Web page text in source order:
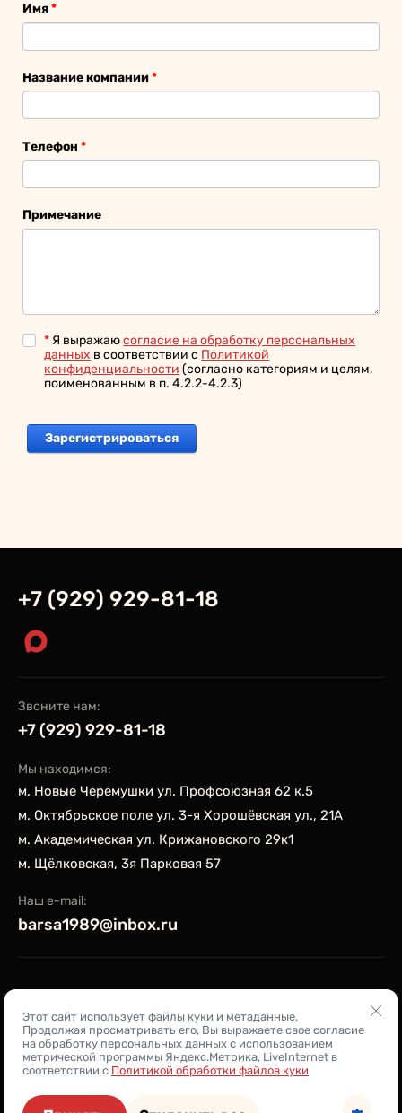
Имя*
Название компании*
Телефон*
Примечание
* Я выражаюсогласие на обработку персональных
данных в соответствии с Политикой
конфиденциальности (согласно категориям и целям,
поименованным в п. 4.2.2-4.2.3)
+7 (929) 929-81-18
Звоните нам:
+7 (929) 929-81-18
Мы находимся:
м. Новые Черемушки ул. Профсоюзная 62 к.5
м. Октябрьское поле ул. 3-я Хорошёвская ул., 21А
м. Академическая ул. Крижановского 29к1
м. Щёлковская, 3я Парковая 57
Наш e-mail:
barsa1989@inbox.ru
Copyright © 2015 - 2026 Центральная школа каратэ
ЦШК
Политика конфиденциальности
Разработка спортивного сайта
Этот сайт использует файлы куки и метаданные.
Продолжая просматривать его, Вы выражаете свое согласие
на обработку персональных данных с использованием
метрической программы Яндекс.Метрика, LiveInternet в
соответствии с Политикой обработки файлов куки